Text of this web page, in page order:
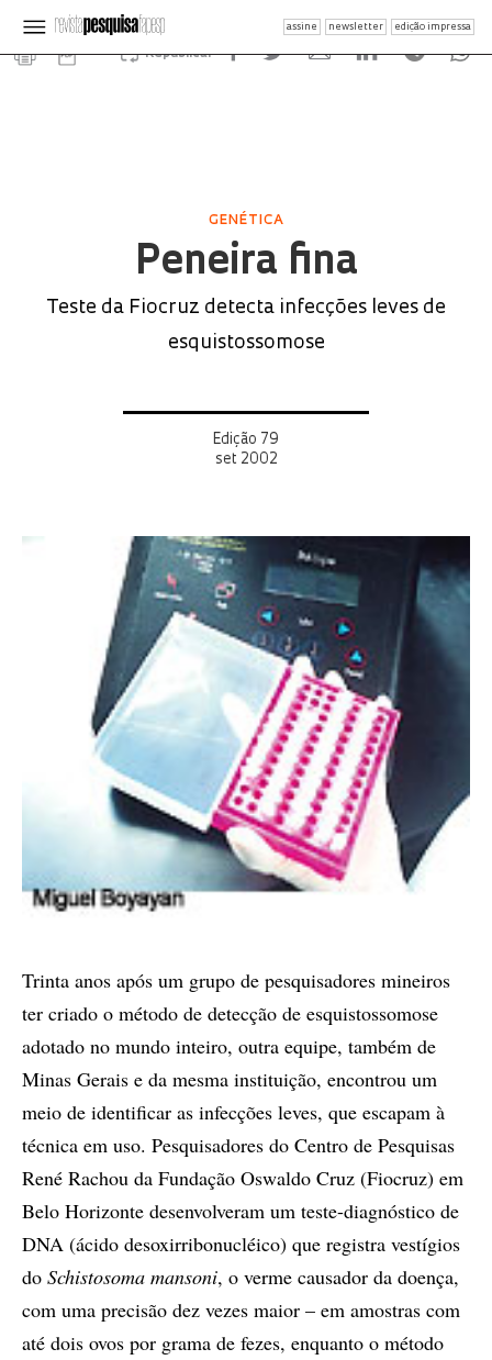
assine newsletter edição impressa
Republicar
GENÉTICA
Peneira fina
Teste da Fiocruz detecta infecções leves de
esquistossomose
Edição 79
set 2002
Trinta anos após um grupo de pesquisadores mineiros
ter criado o método de detecção de esquistossomose
adotado no mundo inteiro, outra equipe, também de
Minas Gerais e da mesma instituição, encontrou um
meio de identificar as infecções leves, que escapam à
técnica em uso. Pesquisadores do Centro de Pesquisas
René Rachou da Fundação Oswaldo Cruz (Fiocruz) em
Belo Horizonte desenvolveram um teste-diagnóstico de
DNA (ácido desoxirribonucléico) que registra vestígios
do Schistosoma mansoni, o verme causador da doença,
com uma precisão dez vezes maior – em amostras com
até dois ovos por grama de fezes, enquanto o método